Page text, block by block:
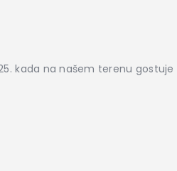
kada na našem terenu gostuje